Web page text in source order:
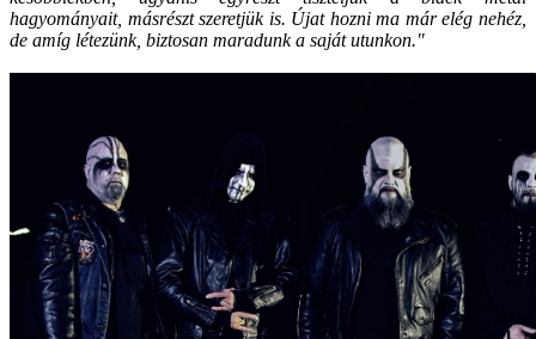
hagyományait, másrészt szeretjük is. Újat hozni ma már elég nehéz,
de amíg létezünk, biztosan maradunk a saját utunkon."